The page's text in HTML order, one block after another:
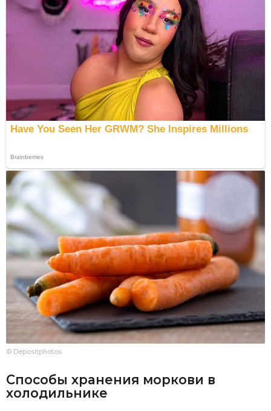
© Depositphotos
Способы хранения моркови в
холодильнике